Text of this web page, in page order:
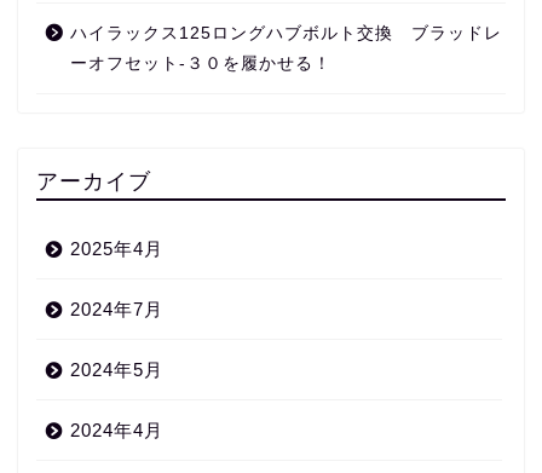
ハイラックス125ロングハブボルト交換 ブラッドレ
ーオフセット‐３０を履かせる！
アーカイブ
2025年4月
2024年7月
2024年5月
2024年4月